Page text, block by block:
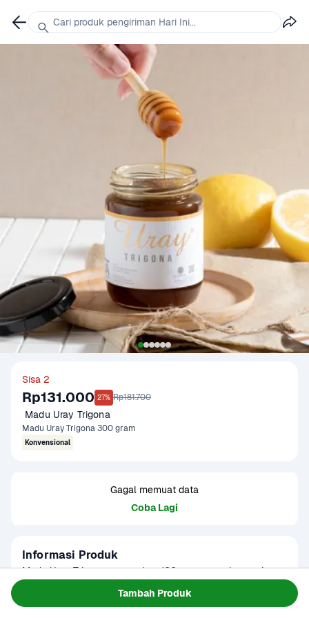
Tambah Produk
Sisa 2
Rp131.000 27% Rp181.700
Madu Uray Trigona
Madu Uray Trigona 300 gram
Konvensional
Gagal memuat data
Coba Lagi
Informasi Produk
Madu Uray Trigona merupakan 100 persen madu murni
wilayah pegunungan Sulawesi dengan standar panen
Cari produk pengiriman Hari Ini...